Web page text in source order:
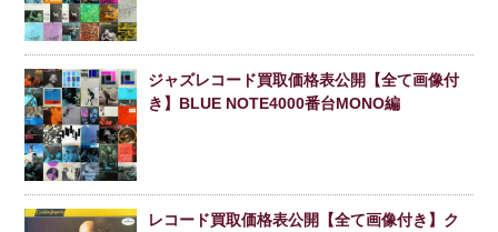
ジャズレコード買取価格表公開【全て画像付
き】BLUE NOTE4000番台MONO編
レコード買取価格表公開【全て画像付き】ク